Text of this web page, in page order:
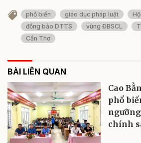
phổ biến giáo dục pháp luật
đồng bào DTTS
vùng ĐBSCL
Cần Thơ
BÀI LIÊN QUAN
Cao
phổ
chính